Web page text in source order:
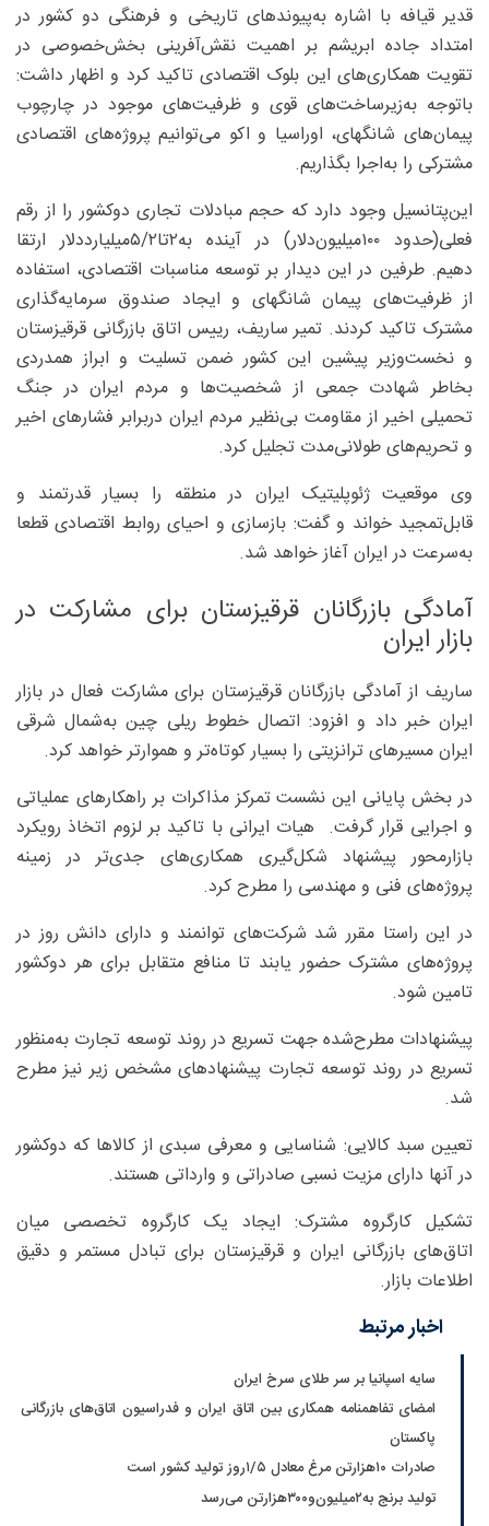
قدیر قیافه با اشاره به‌پیوندهای تاریخی و فرهنگی دو کشور در
امتداد جاده ابریشم بر اهمیت نقش‌آفرینی بخش‌خصوصی در
تقویت همکاری‌های این بلوک اقتصادی تاکید کرد و اظهار داشت:
باتوجه به‌زیرساخت‌های قوی و ظرفیت‌های موجود در چارچوب
پیمان‌های شانگهای، اوراسیا و اکو می‌توانیم پروژه‌های اقتصادی
مشترکی را به‌اجرا بگذاریم.
این‌پتانسیل وجود دارد که حجم مبادلات تجاری دوکشور را از رقم
فعلی(حدود ۱۰۰‌میلیون‌دلار) در آینده به‌۲تا۵/۲‌میلیارد‌دلار ارتقا
دهیم. طرفین در این دیدار بر توسعه مناسبات اقتصادی، استفاده
از ظرفیت‌های پیمان شانگهای و ایجاد صندوق سرمایه‌گذاری
مشترک تاکید کردند. تمیر ساریف، رییس اتاق بازرگانی قرقیزستان
و نخست‌وزیر پیشین این کشور ضمن تسلیت و ابراز همدردی
بخاطر شهادت جمعی از شخصیت‌ها و مردم ایران در جنگ
تحمیلی اخیر از مقاومت بی‌نظیر مردم ایران دربرابر فشارهای اخیر
و تحریم‌های طولانی‌مدت تجلیل کرد.
وی موقعیت ژئوپلیتیک ایران در منطقه را بسیار قدرتمند و
قابل‌تمجید خواند و گفت: بازسازی و احیای روابط اقتصادی قطعا
به‌سرعت در ایران آغاز خواهد شد.
آمادگی بازرگانان قرقیزستان برای مشارکت در
بازار ایران
ساریف از آمادگی بازرگانان قرقیزستان برای مشارکت فعال در بازار
ایران خبر داد و افزود: اتصال خطوط ریلی چین به‌شمال شرقی
ایران مسیرهای ترانزیتی را بسیار کوتاه‌تر و هموارتر خواهد کرد.
در بخش پایانی این نشست تمرکز مذاکرات بر راهکارهای عملیاتی
و اجرایی قرار گرفت. هیات ایرانی با تاکید بر لزوم اتخاذ رویکرد
بازارمحور پیشنهاد شکل‌گیری همکاری‌های جدی‌تر در زمینه
پروژه‌های فنی و مهندسی را مطرح کرد.
در این راستا مقرر شد شرکت‌های توانمند و دارای دانش روز در
پروژه‌های مشترک حضور یابند تا منافع متقابل برای هر دوکشور
تامین شود.
پیشنهادات مطرح‌شده جهت تسریع در روند توسعه تجارت به‌منظور
تسریع در روند توسعه تجارت پیشنهادهای مشخص زیر نیز مطرح
شد.
تعیین سبد کالایی: شناسایی و معرفی سبدی از کالاها که دوکشور
در آنها دارای مزیت نسبی صادراتی و وارداتی هستند.
تشکیل کارگروه مشترک: ایجاد یک کارگروه تخصصی میان
اتاق‌های بازرگانی ایران و قرقیزستان برای تبادل مستمر و دقیق
اطلاعات بازار.
اخبار مرتبط
سایه اسپانیا بر سر طلای سرخ ایران
امضای تفاهمنامه همکاری بین اتاق ایران و فدراسیون اتاق‌های بازرگانی
پاکستان
صادرات ۱۰‌هزارتن مرغ معادل ۵/‏۱روز تولید کشور است
تولید برنج به‌۲‌میلیون‌و۳۰۰‌هزارتن می‌رسد